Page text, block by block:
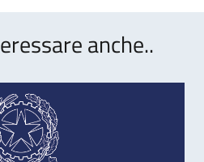
anche..